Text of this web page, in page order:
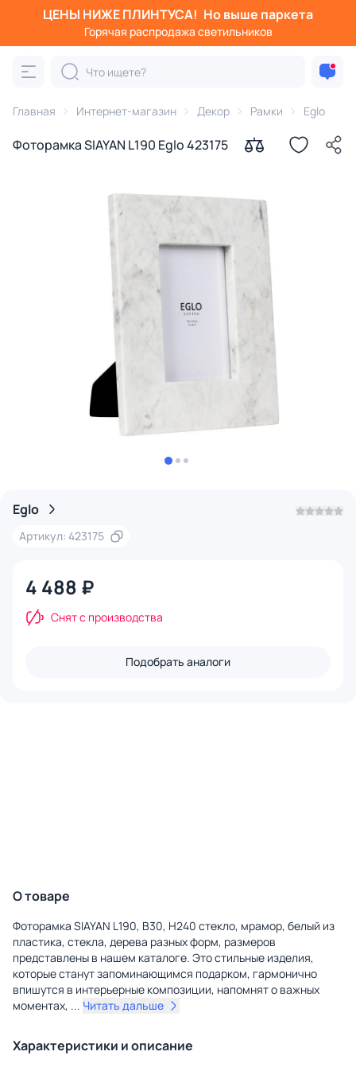
ЦЕНЫ НИЖЕ ПЛИНТУСА! Но выше паркета
Горячая распродажа светильников
Главная Интернет-магазин Декор Рамки Eglo
Фоторамка SIAYAN L190 Eglo 423175
Eglo
Артикул: 423175
4 488 ₽
Снят с производства
Подобрать аналоги
О товаре
Фоторамка SIAYAN L190, B30, H240 стекло, мрамор, белый из
пластика, стекла, дерева разных форм, размеров
представлены в нашем каталоге. Это стильные изделия,
которые станут запоминающимся подарком, гармонично
впишутся в интерьерные композиции, напомнят о важных
моментах, ... Читать дальше
Характеристики и описание